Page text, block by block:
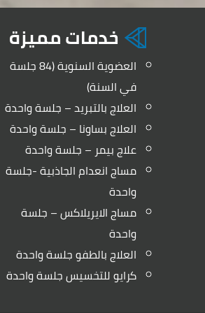
خدمات مميزة
العضوية السنوية (84 جلسة
في السنة)
العلاج بالتبريد – جلسة واحدة
العلاج بساونا – جلسة واحدة
علاج بيمر – جلسة واحدة
مساج انعدام الجاذبية -جلسة
واحدة
مساج الايريلاكس – جلسة
واحدة
العلاج بالطفو جلسة واحدة
كرايو للتخسيس جلسة واحدة